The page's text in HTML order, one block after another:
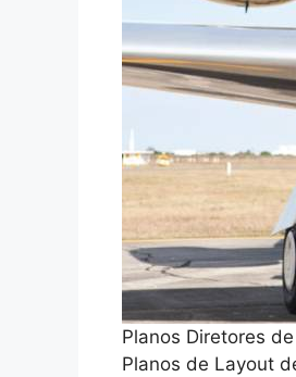
Planos Diretores
Planos de Layout